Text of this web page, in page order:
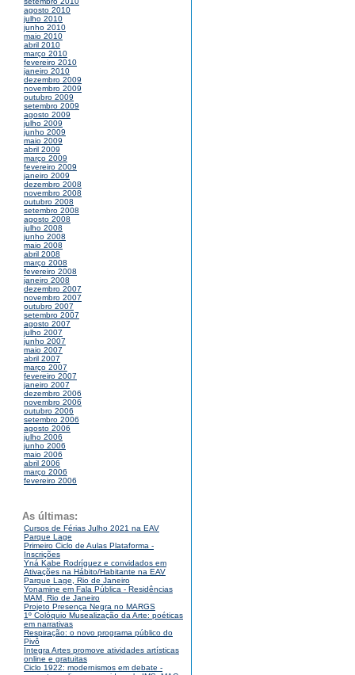
agosto 2010
julho 2010
junho 2010
maio 2010
abril 2010
março 2010
fevereiro 2010
janeiro 2010
dezembro 2009
novembro 2009
outubro 2009
setembro 2009
agosto 2009
julho 2009
junho 2009
maio 2009
abril 2009
março 2009
fevereiro 2009
janeiro 2009
dezembro 2008
novembro 2008
outubro 2008
setembro 2008
agosto 2008
julho 2008
junho 2008
maio 2008
abril 2008
março 2008
fevereiro 2008
janeiro 2008
dezembro 2007
novembro 2007
outubro 2007
setembro 2007
agosto 2007
julho 2007
junho 2007
maio 2007
abril 2007
março 2007
fevereiro 2007
janeiro 2007
dezembro 2006
novembro 2006
outubro 2006
setembro 2006
agosto 2006
julho 2006
junho 2006
maio 2006
abril 2006
março 2006
fevereiro 2006
As últimas:
Cursos de Férias Julho 2021 na EAV
Parque Lage
Primeiro Ciclo de Aulas Plataforma -
Inscrições
Yná Kabe Rodríguez e convidados em
Ativações na Hábito/Habitante na EAV
Parque Lage, Rio de Janeiro
Yonamine em Fala Pública - Residências
MAM, Rio de Janeiro
Projeto Presença Negra no MARGS
1º Colóquio Musealização da Arte: poéticas
em narrativas
Respiração: o novo programa público do
Pivô
Integra Artes promove atividades artísticas
online e gratuitas
Ciclo 1922: modernismos em debate -